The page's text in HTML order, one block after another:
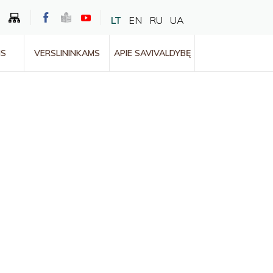
LT EN RU UA
VERSLININKAMS APIE SAVIVALDYBĘ